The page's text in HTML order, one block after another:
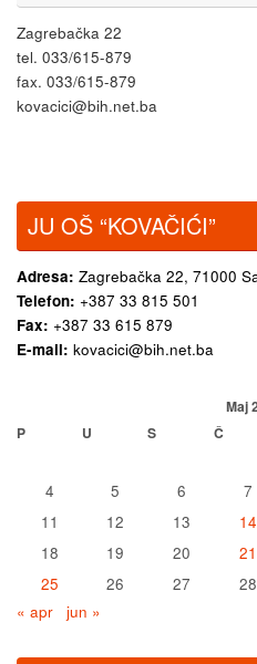
Zagrebačka 22
tel. 033/615-879
fax. 033/615-879
kovacici@bih.net.ba
JU OŠ “KOVAČIĆI”
Adresa: Zagrebačka 22, 71000
Telefon: +387 33 815 501
Fax: +387 33 615 879
E-mail: kovacici@bih.net.ba
Maj
P
U S Č
4
5 6 7
11
12 13 14
18
19 20 21
25
26 27 28
« apr
jun »